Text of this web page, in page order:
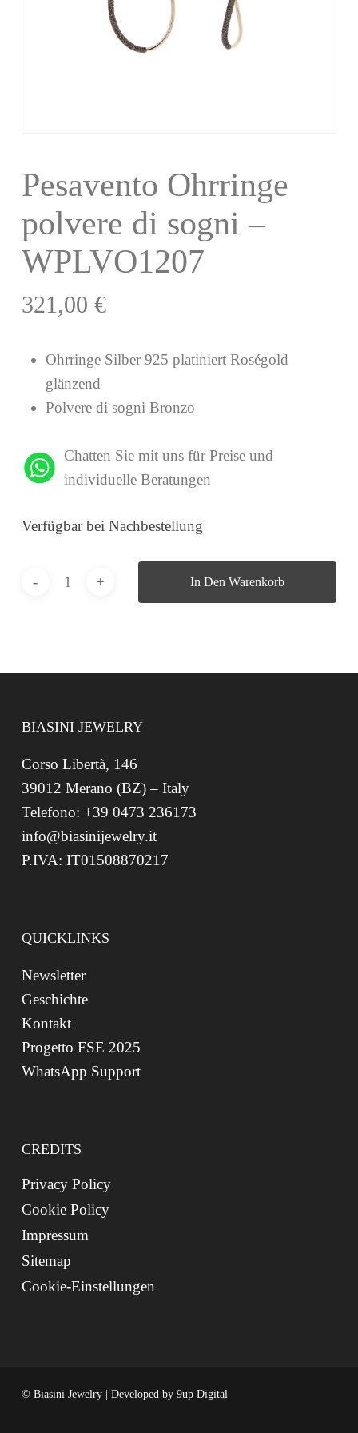
Pesavento Ohrringe
polvere di sogni –
WPLVO1207
321,00 €
Ohrringe Silber 925 platiniert Roségold
glänzend
Polvere di sogni Bronzo
Chatten Sie mit uns für Preise und
individuelle Beratungen
Verfügbar bei Nachbestellung
In Den Warenkorb
BIASINI JEWELRY
Corso Libertà, 146
39012 Merano (BZ) – Italy
Telefono: +39 0473 236173
info@biasinijewelry.it
P.IVA: IT01508870217
QUICKLINKS
Newsletter
Geschichte
Kontakt
Progetto FSE 2025
WhatsApp Support
CREDITS
Privacy Policy
Cookie Policy
Impressum
Sitemap
Cookie-Einstellungen
© Biasini Jewelry | Developed by 9up Digital